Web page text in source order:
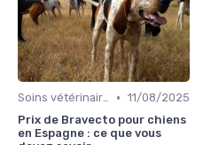
Soins vétérinaires pour chiens de chasse • 11/08/2025
Prix de Bravecto pour chiens
en Espagne : ce que vous